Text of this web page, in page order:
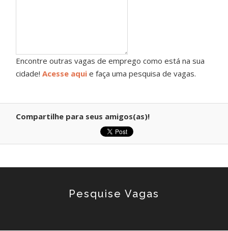
Encontre outras vagas de emprego como está na sua
cidade!Acesse aqui e faça uma pesquisa de vagas.
Compartilhe para seus amigos(as)!
Pesquise Vagas